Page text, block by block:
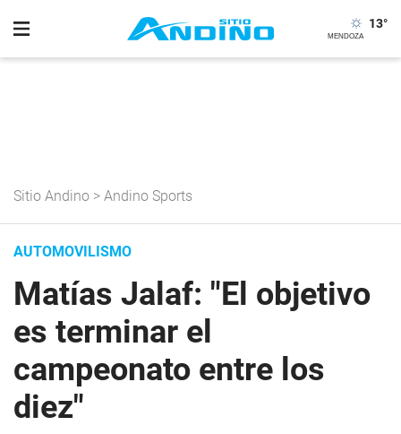
13°
Sitio Andino > Andino Sports
AUTOMOVILISMO
Matías Jalaf: "El objetivo
es terminar el
campeonato entre los
diez"